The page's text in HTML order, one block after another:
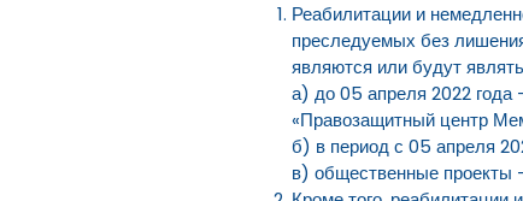
Реабилитации и
преследуемых без
являются или будут
а) до 05 апреля 2022 года
«Правозащитный центр
б) в период с 05 апреля
в) общественные проекты